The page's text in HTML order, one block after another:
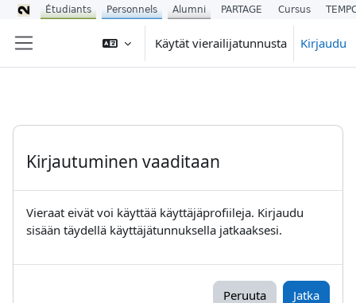
Käytät vierailijatunnusta Kirjaudu
Kirjautuminen vaaditaan
Vieraat eivät voi käyttää käyttäjäprofiileja. Kirjaudu
sisään täydellä käyttäjätunnuksella jatkaaksesi.
Peruuta Jatka
Étudiants Personnels Alumni PARTAGE Cursus